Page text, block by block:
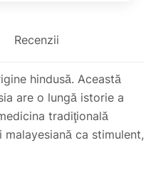
Recenzii
hindusă. Această
are o lungă istorie a
tradiţională
ca stimulent,